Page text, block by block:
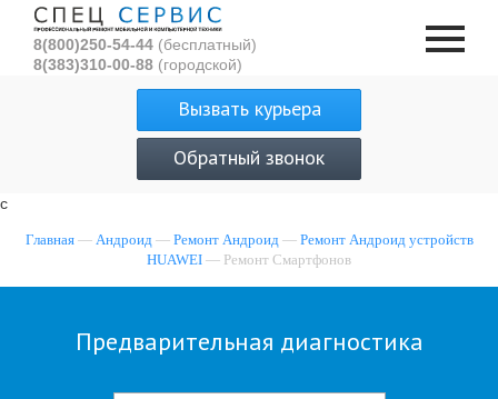
с
8(800)250-54-44 (бесплатный)
8(383)310-00-88 (городской)
Вызвать курьера
Обратный звонок
Главная— Андроид — Ремонт Андроид — Ремонт Андроид устройств
HUAWEI — Ремонт Смартфонов
Предварительная диагностика